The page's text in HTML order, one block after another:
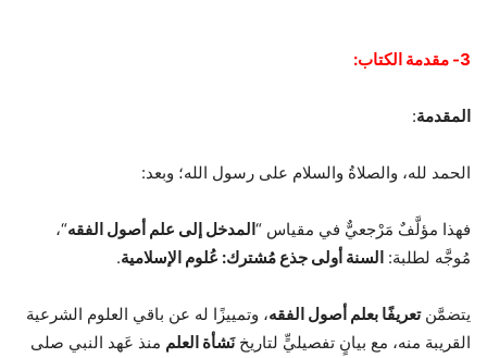
3- مقدمة الكتاب:
المقدمة:
الحمد لله، والصلاةُ والسلام على رسول الله؛ وبعد:
فهذا مؤلَّفٌ مَرْجعيٌّ في مقياس “المدخل إلى علم أصول الفقه“،
مُوجَّه لطلبة: السنة أولى جذع مُشترك: عُلوم الإسلامية.
يتضمَّنتعريفًا بعلم أصول الفقه، وتمييزًا له عن باقي العلوم الشرعية
القريبة منه، مع بيانٍ تفصيليٍّ لتاريخنَشأة العلم منذ عَهد النبي صلى